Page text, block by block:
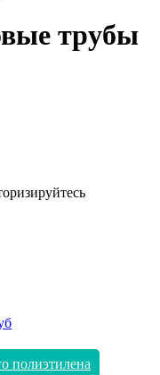
трубы
полиэтилена